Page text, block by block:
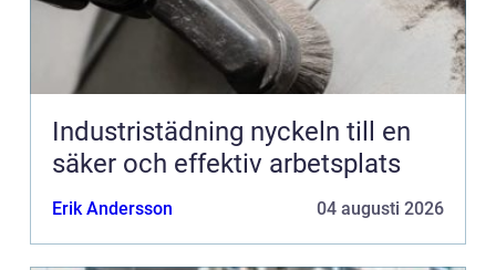
Industristädning nyckeln till en
säker och effektiv arbetsplats
Erik Andersson 04 augusti 2026